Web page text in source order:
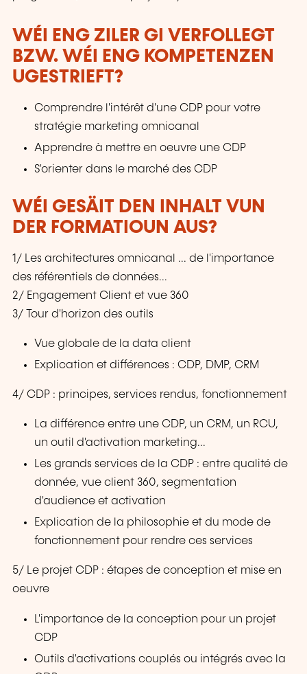
WÉI ENG ZILER GI VERFOLLEGT
BZW. WÉI ENG KOMPETENZEN
UGESTRIEFT?
Comprendre l'intérêt d'une CDP pour votre
stratégie marketing omnicanal
Apprendre à mettre en oeuvre une CDP
S'orienter dans le marché des CDP
WÉI GESÄIT DEN INHALT VUN
DER FORMATIOUN AUS?
1/ Les architectures omnicanal ... de l'importance
des référentiels de données...
2/ Engagement Client et vue 360
3/ Tour d'horizon des outils
Vue globale de la data client
Explication et différences : CDP, DMP, CRM
4/ CDP : principes, services rendus, fonctionnement
La différence entre une CDP, un CRM, un RCU,
un outil d'activation marketing...
Les grands services de la CDP : entre qualité de
donnée, vue client 360, segmentation
d'audience et activation
Explication de la philosophie et du mode de
fonctionnement pour rendre ces services
5/ Le projet CDP : étapes de conception et mise en
oeuvre
L'importance de la conception pour un projet
CDP
Outils d'activations couplés ou intégrés avec la